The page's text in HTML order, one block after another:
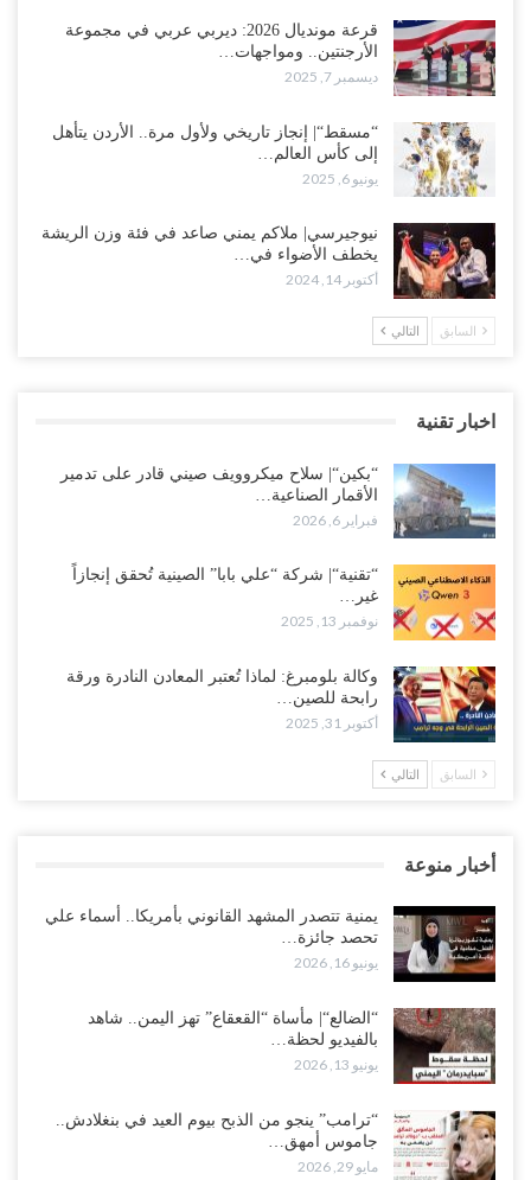
قرعة مونديال 2026: ديربي عربي في مجموعة
الأرجنتين.. ومواجهات…
ديسمبر 7, 2025
“مسقط“| إنجاز تاريخي ولأول مرة.. الأردن يتأهل
إلى كأس العالم…
يونيو 6, 2025
نيوجيرسي| ملاكم يمني صاعد في فئة وزن الريشة
يخطف الأضواء في…
أكتوبر 14, 2024
السابق التالي
اخبار تقنية
“بكين“| سلاح ميكروويف صيني قادر على تدمير
الأقمار الصناعية…
فبراير 6, 2026
“تقنية“| شركة “علي بابا” الصينية تُحقق إنجازاً
غير…
نوفمبر 13, 2025
وكالة بلومبرغ: لماذا تُعتبر المعادن النادرة ورقة
رابحة للصين…
أكتوبر 31, 2025
السابق التالي
أخبار منوعة
يمنية تتصدر المشهد القانوني بأمريكا.. أسماء علي
تحصد جائزة…
يونيو 16, 2026
“الضالع“| مأساة “القعقاع” تهز اليمن.. شاهد
بالفيديو لحظة…
يونيو 13, 2026
“ترامب” ينجو من الذبح بيوم العيد في بنغلادش..
جاموس أمهق…
مايو 29, 2026